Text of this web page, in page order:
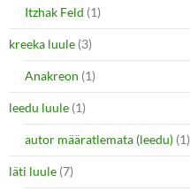
Itzhak Feld (1)
kreeka luule (3)
Anakreon (1)
leedu luule (1)
autor määratlemata (leedu) (1)
läti luule (7)